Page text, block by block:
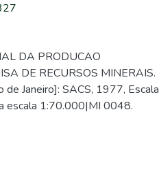
DA PRODUCAO
DE RECURSOS MINERAIS.
Janeiro]: SACS, 1977, Escala
escala 1:70.000|MI 0048.